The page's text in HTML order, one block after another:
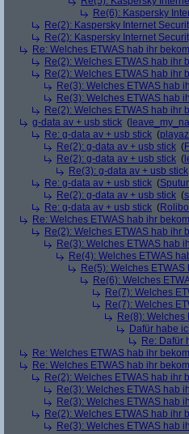
Re(6): Kaspersky
Re(2): Kaspersky Internet
Re(2): Kaspersky Internet
Re: Welches ETWAS hab ihr
Re(2): Welches ETWAS hab ihr
Re(2): Welches ETWAS hab ihr
Re(3): Welches ETWAS hab
Re(3): Welches ETWAS hab
Re(2): Welches ETWAS hab ihr
g-data av + usb stick (
Re: g-data av + usb stick (playaz
Re(2): g-data av + usb stick (
Re(2): g-data av + usb stick (
Re(3): g-data av + usb stick
Re: g-data av + usb stick (
Re(2): g-data av + usb stick (
Re: g-data av + usb stick (
Re: Welches ETWAS hab ihr
Re(2): Welches ETWAS hab ihr
Re(3): Welches ETWAS hab
Re(4): Welches ETWAS
Re(5): Welches
Re(6): Welches
Re(7): Welches
Re(7): Welches
Re(8): Welches
Dafür habe
Re: Dafür
Re: Welches ETWAS hab ihr
Re: Welches ETWAS hab ihr
Re(2): Welches ETWAS hab ihr
Re(3): Welches ETWAS hab
Re(3): Welches ETWAS hab
Re(2): Welches ETWAS hab ihr
Re(3): Welches ETWAS hab